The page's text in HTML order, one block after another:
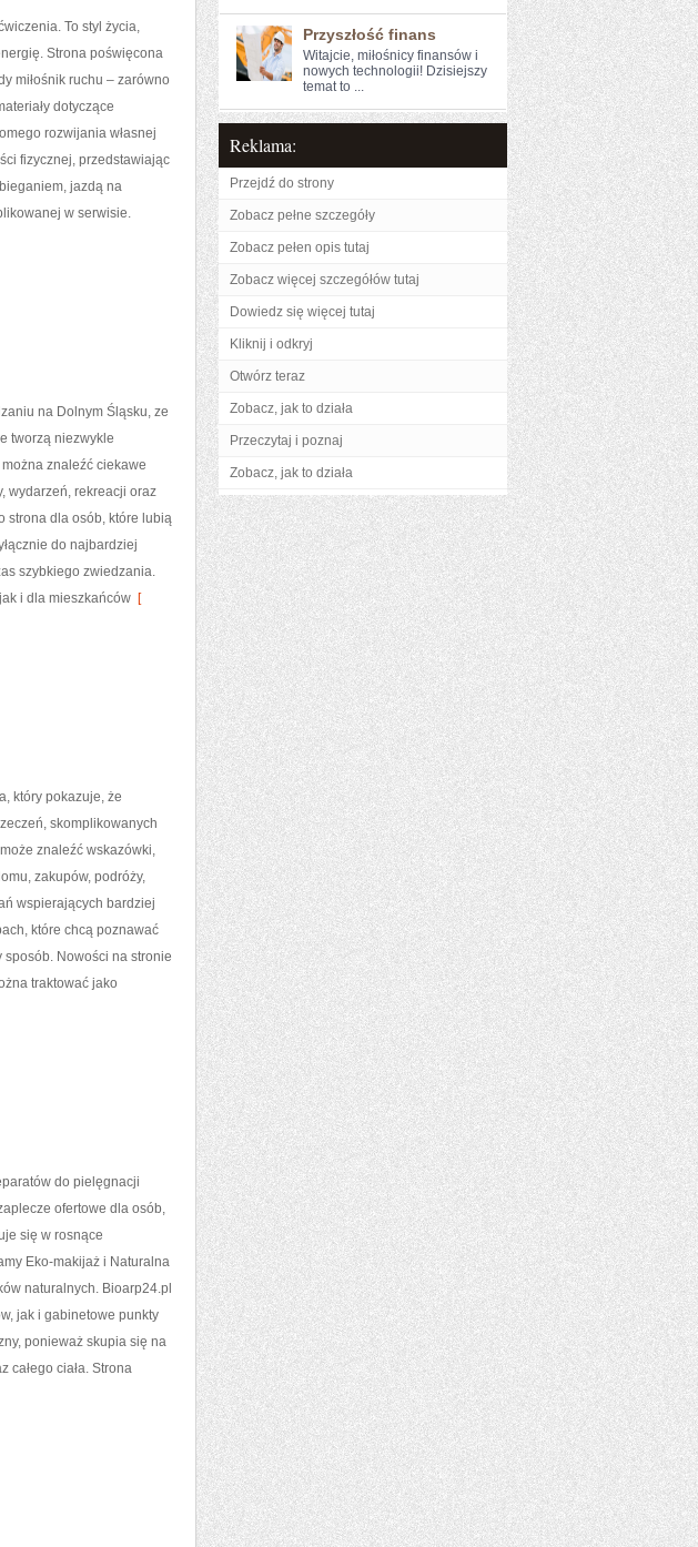
To styl życia,
Strona poświęcona
miłośnik ruchu – zarówno
dotyczące
rozwijania własnej
fizycznej, przedstawiając
jazdą na
w serwisie.
na Dolnym Śląsku, ze
tworzą niezwykle
znaleźć ciekawe
wydarzeń, rekreacji oraz
strona dla osób, które lubią
do najbardziej
szybkiego zwiedzania.
i dla mieszkańców [
który pokazuje, że
skomplikowanych
znaleźć wskazówki,
zakupów, podróży,
wspierających bardziej
które chcą poznawać
Nowości na stronie
traktować jako
do pielęgnacji
ofertowe dla osób,
się w rosnące
Eko-makijaż i Naturalna
naturalnych. Bioarp24.pl
jak i gabinetowe punkty
ponieważ skupia się na
całego ciała. Strona
Przyszłość finans
Witajcie, miłośnicy finansów i
⁤nowych technologii! Dzisiejszy
⁤temat to ...
Reklama:
Przejdź do strony
Zobacz pełne szczegóły
Zobacz pełen opis tutaj
Zobacz więcej szczegółów tutaj
Dowiedz się więcej tutaj
Kliknij i odkryj
Otwórz teraz
Zobacz, jak to działa
Przeczytaj i poznaj
Zobacz, jak to działa